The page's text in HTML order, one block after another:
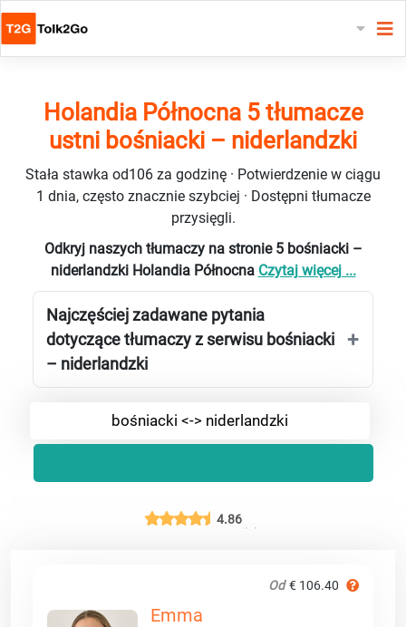
Holandia Północna 5 tłumacze
ustni bośniacki – niderlandzki
Stała stawka od106 za godzinę · Potwierdzenie w ciągu
1 dnia, często znacznie szybciej · Dostępni tłumacze
przysięgli.
Odkryj naszych tłumaczy na stronie 5 bośniacki –
niderlandzki Holandia Północna Czytaj więcej ...
Najczęściej zadawane pytania
dotyczące tłumaczy z serwisu bośniacki
– niderlandzki
bośniacki <-> niderlandzki
4.86
Od € 106.40
Emma